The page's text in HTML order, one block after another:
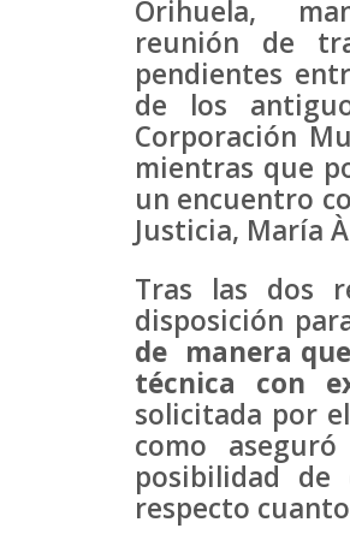
Orihuela,
reunión de
pendientes
de los
Corporación
mientras que
un encuentro
Justicia, María
Tras las dos
disposición
de manera
técnica con
solicitada por
como
posibilidad
respecto